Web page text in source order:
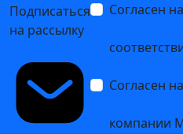
Подписаться
на рассылку
Согласен на
Согласен на
компании